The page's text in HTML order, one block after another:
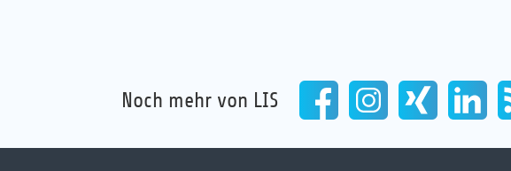
Noch mehr von LIS